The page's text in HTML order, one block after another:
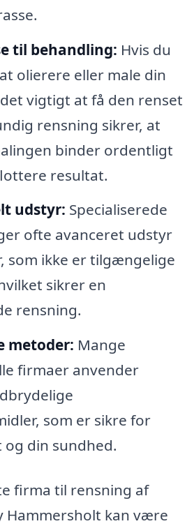
til behandling: Hvis du
olierere eller male din
vigtigt at få den renset
rensning sikrer, at
binder ordentligt
resultat.
udstyr: Specialiserede
ofte avanceret udstyr
som ikke er tilgængelige
sikrer en
rensning.
metoder: Mange
firmaer anvender
som er sikre for
og din sundhed.
firma til rensning af
kan være